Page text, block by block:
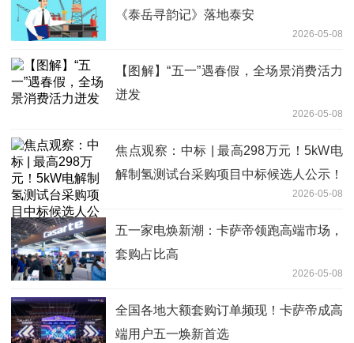
《泰岳寻韵记》落地泰安
2026-05-08
【图解】“五一”遇春假，全场景消费活力
迸发
2026-05-08
焦点观察：中标 | 最高298万元！5kW电
解制氢测试台采购项目中标候选人公示！
2026-05-08
五一家电焕新潮：卡萨帝领跑高端市场，
套购占比高
2026-05-08
全国各地大额套购订单频现！卡萨帝成高
端用户五一焕新首选